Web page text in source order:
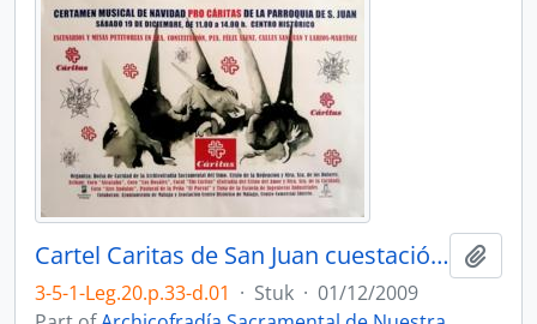
Cartel Caritas de San Juan cuestación 2009.
3-5-1-Leg.20.p.33-d.01 · Stuk · 01/12/2009